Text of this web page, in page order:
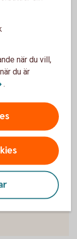
(pdf)
du först
prestanda
när du vill,
du är
.